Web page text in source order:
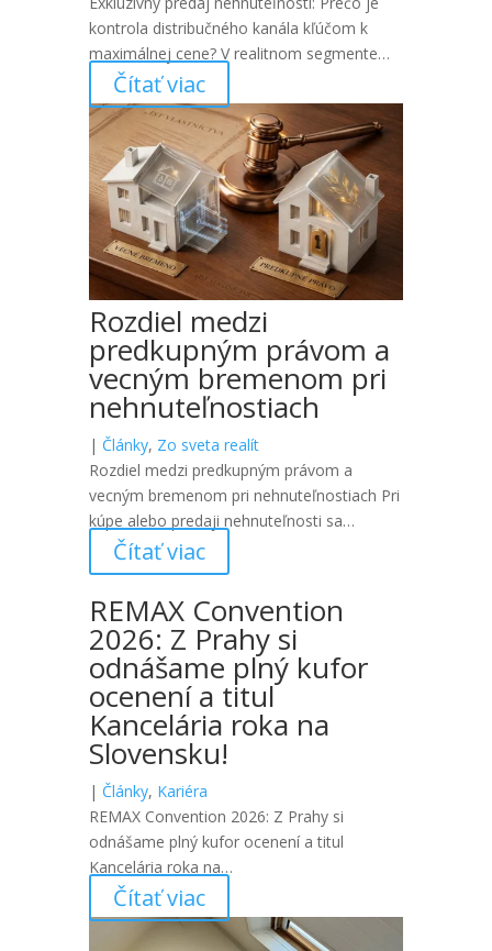
kontrola distribučného kanála kľúčom k
maximálnej cene? V realitnom segmente…
Čítať viac
Rozdiel medzi
predkupným právom a
vecným bremenom pri
nehnuteľnostiach
| Články, Zo sveta realít
Rozdiel medzi predkupným právom a
vecným bremenom pri nehnuteľnostiach Pri
kúpe alebo predaji nehnuteľnosti sa…
Čítať viac
REMAX Convention
2026: Z Prahy si
odnášame plný kufor
ocenení a titul
Kancelária roka na
Slovensku!
| Články, Kariéra
REMAX Convention 2026: Z Prahy si
odnášame plný kufor ocenení a titul
Kancelária roka na…
Čítať viac